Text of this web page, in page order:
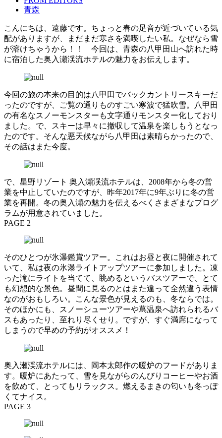
青森
こんにちは、遠藤です。ちょっと春の足音が近づいている気
配がありますが、まだまだ寒さを満喫したい私。なぜなら雪
が溶けちゃうから！！ 今回は、青森の八甲田山へ訪れた時
に宿泊した奥入瀬渓流ホテルの魅力をお伝えします。
今回の旅の本来の目的は八甲田でバックカントリースキーだ
ったのですが、ご覧の通りものすごい寒波で猛吹雪。八甲田
の有名なスノーモンスターも文字通りモンスター化しており
ました。で、スキーは早々に撤収して温泉を楽しもうとなっ
たのです。そんな悪天候ながら八甲田は素晴らかったので、
その話はまた今度。
で、星野リゾート 奥入瀬渓流ホテルは、2008年から冬の営
業を中止していたのですが、昨年2017年に9年ぶりに冬の営
業を再開。冬の奥入瀬の魅力を伝えるべくさまざまなプログ
ラムが用意されていました。
PAGE 2
そのひとつが氷瀑鑑賞ツアー。これはお昼と夜に開催されて
いて、私は夜の氷瀑ライトアップツアーに参加しました。凍
った滝にライトを当てて、眺めるというバスツアーで、とて
も幻想的な景色。昼間に見るのとはまた違って全然違う表情
なのがおもしろい。こんな景色が見えるのも、冬ならでは。
そのほかにも、スノーシューツアーや蔦温泉へ訪れられるバ
スもあったり、至れり尽くせり。ですが、すぐ満席になって
しまうので早めの予約がオススメ！
奥入瀬渓流ホテルには、岡本太郎作の暖炉のフードがありま
す。暖炉にあたって、雪を見ながらのんびりコーヒーやお酒
を飲めて、とってもリラックス。燃えるまきの匂いも冬っぽ
くてナイス。
PAGE 3